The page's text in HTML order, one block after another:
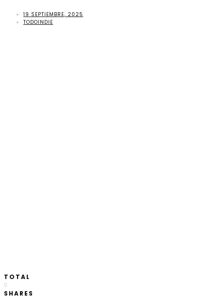
19 SEPTIEMBRE, 2025
TODOINDIE
TOTAL
0
SHARES